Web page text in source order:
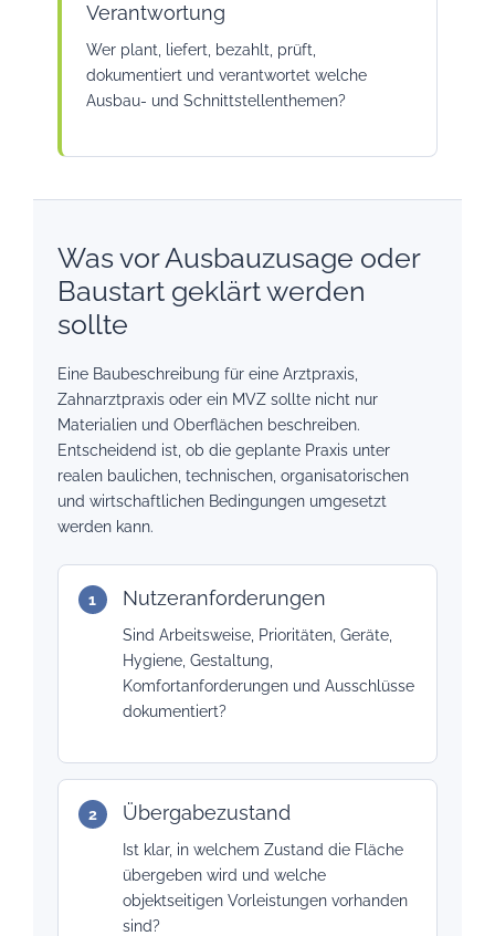
Verantwortung
Wer plant, liefert, bezahlt, prüft,
dokumentiert und verantwortet welche
Ausbau- und Schnittstellenthemen?
Was vor Ausbauzusage oder
Baustart geklärt werden
sollte
Eine Baubeschreibung für eine Arztpraxis,
Zahnarztpraxis oder ein MVZ sollte nicht nur
Materialien und Oberflächen beschreiben.
Entscheidend ist, ob die geplante Praxis unter
realen baulichen, technischen, organisatorischen
und wirtschaftlichen Bedingungen umgesetzt
werden kann.
Nutzeranforderungen
Sind Arbeitsweise, Prioritäten, Geräte,
Hygiene, Gestaltung,
Komfortanforderungen und Ausschlüsse
dokumentiert?
Übergabezustand
Ist klar, in welchem Zustand die Fläche
übergeben wird und welche
objektseitigen Vorleistungen vorhanden
sind?